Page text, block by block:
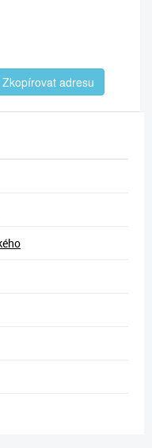
Zkopírovat adresu